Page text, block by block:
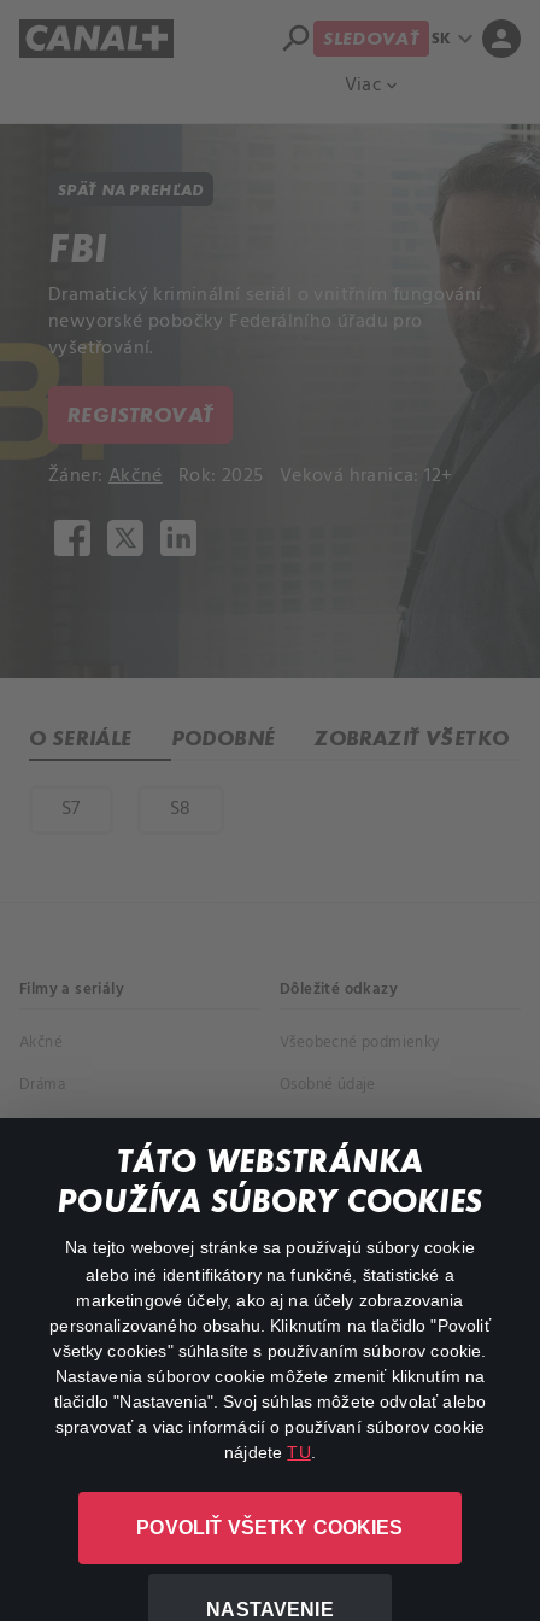
TÁTO WEBSTRÁNKA
POUŽÍVA SÚBORY COOKIES
Na tejto webovej stránke sa používajú súbory cookie
alebo iné identifikátory na funkčné, štatistické a
marketingové účely, ako aj na účely zobrazovania
personalizovaného obsahu. Kliknutím na tlačidlo "Povoliť
všetky cookies" súhlasíte s používaním súborov cookie.
Nastavenia súborov cookie môžete zmeniť kliknutím na
tlačidlo "Nastavenia". Svoj súhlas môžete odvolať alebo
spravovať a viac informácií o používaní súborov cookie
nájdeteTU
POVOLIŤ VŠETKY COOKIES
NASTAVENIE
Viac expand_more
search SLEDOVAŤ SK expand_more person
SPÄŤ NA PREHĽAD
FBI
Dramatický kriminální seriál o vnitřním fungování
newyorské pobočky Federálního úřadu pro
vyšetřování.
REGISTROVAŤ
Žáner: Akčné Rok: 2025 Veková hranica: 12+
O SERIÁLE PODOBNÉ ZOBRAZIŤ VŠETKO
S7 S8
Filmy a seriály
Akčné
Dráma
Dôležité odkazy
Všeobecné podmienky
Osobné údaje
O aplikácii Canal+
Canal+ Luxembourg S. à r.l. so sídlom Rue Albert Borschette 4,